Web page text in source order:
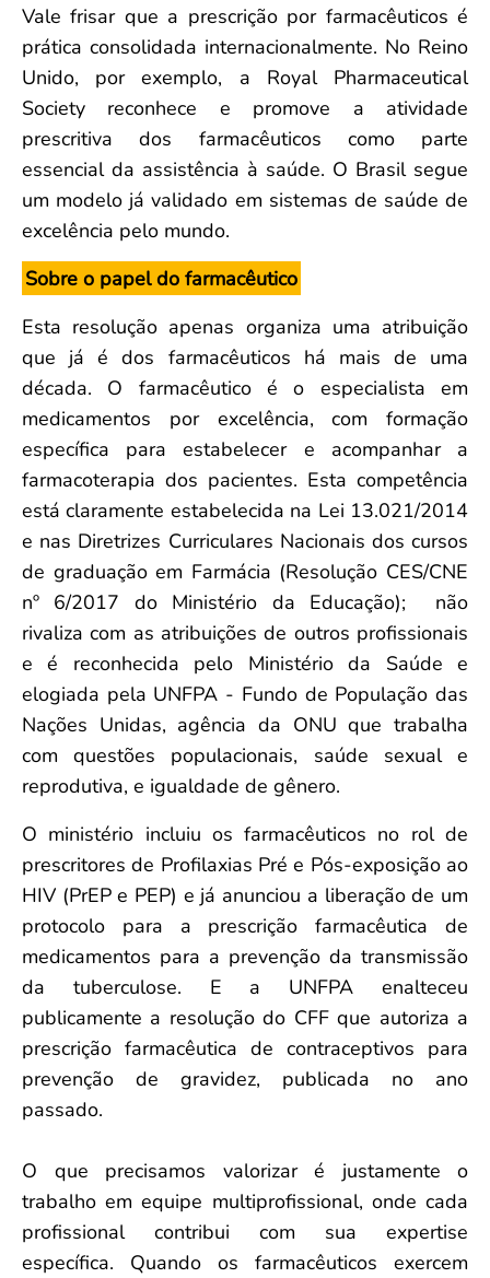
Vale frisar que a prescrição por farmacêuticos é
prática consolidada internacionalmente. No Reino
Unido, por exemplo, a Royal Pharmaceutical
Society reconhece e promove a atividade
prescritiva dos farmacêuticos como parte
essencial da assistência à saúde. O Brasil segue
um modelo já validado em sistemas de saúde de
excelência pelo mundo.
Sobre o papel do farmacêutico
Esta resolução apenas organiza uma atribuição
que já é dos farmacêuticos há mais de uma
década. O farmacêutico é o especialista em
medicamentos por excelência, com formação
específica para estabelecer e acompanhar a
farmacoterapia dos pacientes. Esta competência
está claramente estabelecida na Lei 13.021/2014
e nas Diretrizes Curriculares Nacionais dos cursos
de graduação em Farmácia (Resolução CES/CNE
nº 6/2017 do Ministério da Educação); não
rivaliza com as atribuições de outros profissionais
e é reconhecida pelo Ministério da Saúde e
elogiada pela UNFPA - Fundo de População das
Nações Unidas, agência da ONU que trabalha
com questões populacionais, saúde sexual e
reprodutiva, e igualdade de gênero.
O ministério incluiu os farmacêuticos no rol de
prescritores de Profilaxias Pré e Pós-exposição ao
HIV (PrEP e PEP) e já anunciou a liberação de um
protocolo para a prescrição farmacêutica de
medicamentos para a prevenção da transmissão
da tuberculose. E a UNFPA enalteceu
publicamente a resolução do CFF que autoriza a
prescrição farmacêutica de contraceptivos para
prevenção de gravidez, publicada no ano
passado.
O que precisamos valorizar é justamente o
trabalho em equipe multiprofissional, onde cada
profissional contribui com sua expertise
específica. Quando os farmacêuticos exercem